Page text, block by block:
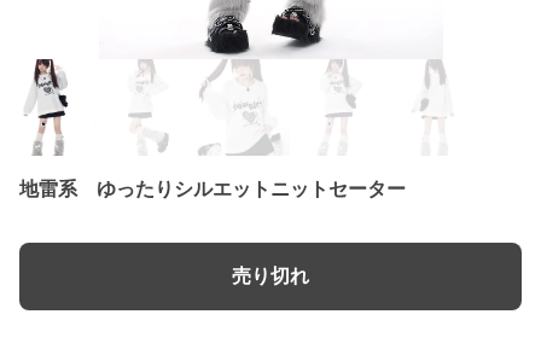
地雷系 ゆったりシルエットニットセーター
売り切れ